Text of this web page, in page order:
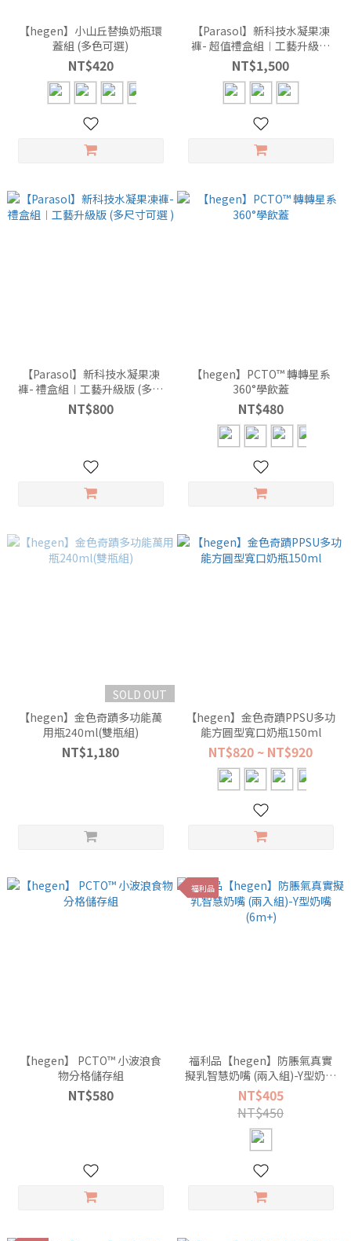
【hegen】小山丘替換奶瓶環
蓋組 (多色可選)
NT$420
【Parasol】新科技水凝果凍
褲- 超值禮盒組︱工藝升級版
(多尺寸可選 )
NT$1,500
【Parasol】新科技水凝果凍
褲- 禮盒組︱工藝升級版 (多尺
寸可選 )
NT$800
【hegen】PCTO™ 轉轉星系
360°學飲蓋
NT$480
SOLD OUT
【hegen】金色奇蹟多功能萬
用瓶240ml(雙瓶組)
NT$1,180
【hegen】金色奇蹟PPSU多功
能方圓型寬口奶瓶150ml
NT$820 ~ NT$920
【hegen】 PCTO™ 小波浪食
物分格儲存組
NT$580
福利品
福利品【hegen】防脹氣真實
擬乳智慧奶嘴 (兩入組)-Y型奶嘴
(6m+)
NT$405
NT$450